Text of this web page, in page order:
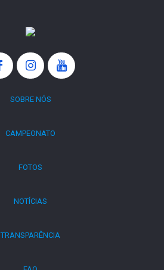
SOBRE NÓS
CAMPEONATO
FOTOS
NOTÍCIAS
TRANSPARÊNCIA